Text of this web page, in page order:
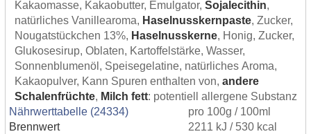
Kakaomasse, Kakaobutter, Emulgator, Sojalecithin,
natürliches Vanillearoma, Haselnusskernpaste, Zucker,
Nougatstückchen 13%, Haselnusskerne, Honig, Zucker,
Glukosesirup, Oblaten, Kartoffelstärke, Wasser,
Sonnenblumenöl, Speisegelatine, natürliches Aroma,
Kakaopulver, Kann Spuren enthalten von, andere
Schalenfrüchte, Milch fett: potentiell allergene Substanz
Nährwerttabelle (24334)
pro 100g / 100ml
Brennwert
2211 kJ / 530 kcal